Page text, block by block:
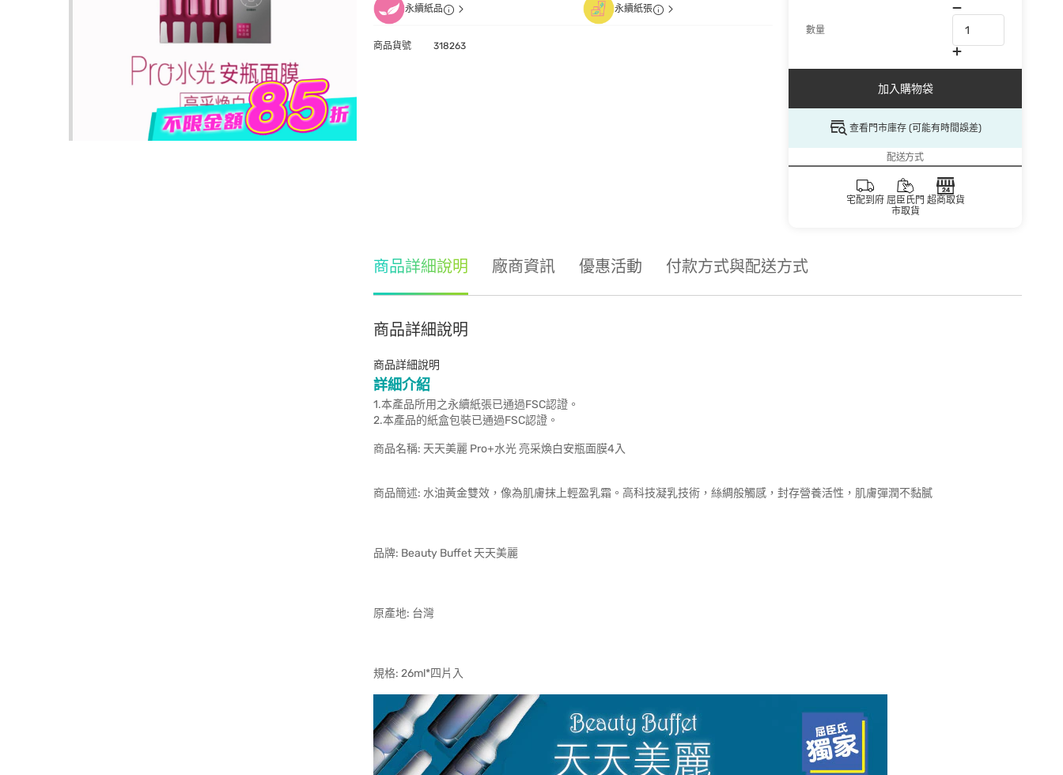
數量
加入購物袋
查看門市庫存 (可能有時間誤差)
配送方式
宅配到府 屈臣氏門
市取貨
超商取貨
永續紙品 永續紙張
商品貨號 318263
商品詳細說明 廠商資訊 優惠活動 付款方式與配送方式
商品詳細說明
商品詳細說明
詳細介紹
1.本產品所用之永續紙張已通過FSC認證。
2.本產品的紙盒包裝已通過FSC認證。
商品名稱: 天天美麗 Pro+水光 亮采煥白安瓶面膜4入
商品簡述: 水油黃金雙效，像為肌膚抹上輕盈乳霜。高科技凝乳技術，絲綢般觸感，封存營養活性，肌膚彈潤不黏膩
品牌: Beauty Buffet 天天美麗
原產地: 台灣
規格: 26ml*四片入